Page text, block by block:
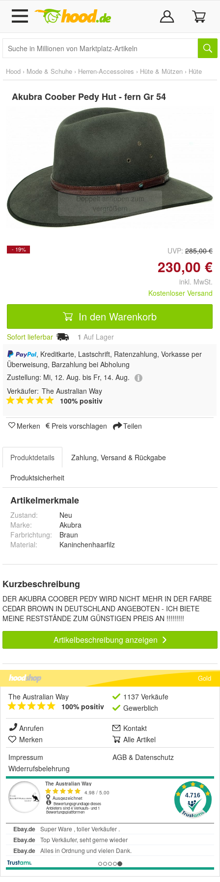
Hood › Mode & Schuhe › Herren-Accessoires › Hüte & Mützen › Hüte
Akubra Coober Pedy Hut - fern Gr 54
Doppelt antippen zum
vergrößern
- 19% UVP: 285,00 €
230,00 €
inkl. MwSt.
Kostenloser Versand
In den Warenkorb
Sofort lieferbar 1 Auf Lager
, Kreditkarte, Lastschrift, Ratenzahlung, Vorkasse per
Überweisung, Barzahlung bei Abholung
Zustellung: Mi, 12. Aug. bis Fr, 14. Aug.
Verkäufer: The Australian Way
100% positiv
Merken Preis vorschlagen Teilen
Produktdetails Zahlung, Versand & Rückgabe
Produktsicherheit
Artikelmerkmale
Zustand:
Neu
Marke:
Akubra
Farbrichtung:
Braun
Material: Kaninchenhaarfilz
Kurzbeschreibung
DER AKUBRA COOBER PEDY WIRD NICHT MEHR IN DER FARBE
CEDAR BROWN IN DEUTSCHLAND ANGEBOTEN - ICH BIETE
MEINE RESTSTÄNDE ZUM GÜNSTIGEN PREIS AN !!!!!!!!!
Artikelbeschreibung anzeigen
Gold
The Australian Way
100% positiv
1137 Verkäufe
Gewerblich
Anrufen
Kontakt
Merken
Alle Artikel
Impressum
AGB & Datenschutz
Widerrufsbelehrung